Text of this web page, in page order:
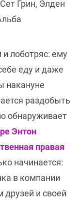
Грин, Элден
и лоботряс: ему
еду и даже
накануне
раздобыть
обнаруживает
Энтон
правая
начинается:
в компании
и своей